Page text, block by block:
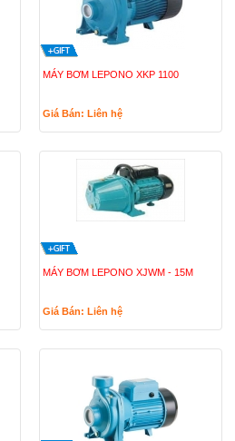
MÁY BƠM LEPONO XKP 1100
Giá Bán: Liên hệ
MÁY BƠM LEPONO XJWM - 15M
Giá Bán: Liên hệ